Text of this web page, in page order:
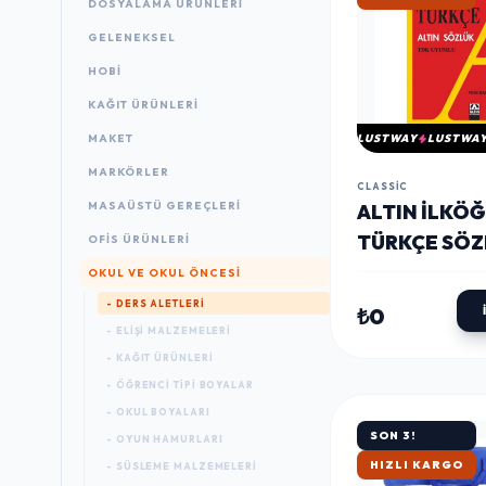
DOSYALAMA ÜRÜNLERI
GELENEKSEL
HOBİ
KAĞIT ÜRÜNLERI
MAKET
MARKÖRLER
MASAÜSTÜ GEREÇLERI
OFIS ÜRÜNLERI
OKUL VE OKUL ÖNCESİ
- DERS ALETLERI
- ELIŞI MALZEMELERI
- KAĞIT ÜRÜNLERI
- ÖĞRENCI TIPI BOYALAR
- OKUL BOYALARI
- OYUN HAMURLARI
- SÜSLEME MALZEMELERI
LUSTWAY
CLASSIC
ALTIN
TÜRKÇE
YAYINEVI
₺0
SON 3!
HIZLI KARGO